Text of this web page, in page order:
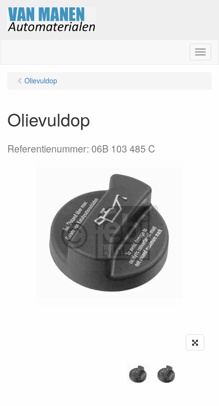
M
e
Olievuldop
Olievuldop
Referentienummer: 06B 103 485 C